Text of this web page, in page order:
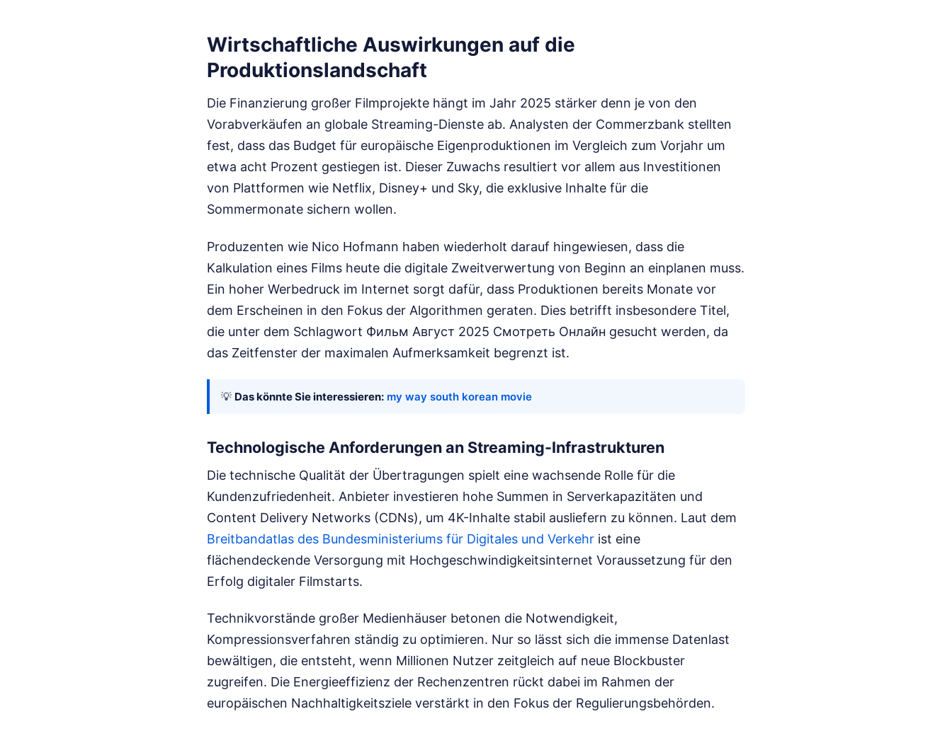
Wirtschaftliche Auswirkungen auf die
Produktionslandschaft
Die Finanzierung großer Filmprojekte hängt im Jahr 2025 stärker denn je von den
Vorabverkäufen an globale Streaming-Dienste ab. Analysten der Commerzbank stellten
fest, dass das Budget für europäische Eigenproduktionen im Vergleich zum Vorjahr um
etwa acht Prozent gestiegen ist. Dieser Zuwachs resultiert vor allem aus Investitionen
von Plattformen wie Netflix, Disney+ und Sky, die exklusive Inhalte für die
Sommermonate sichern wollen.
Produzenten wie Nico Hofmann haben wiederholt darauf hingewiesen, dass die
Kalkulation eines Films heute die digitale Zweitverwertung von Beginn an einplanen muss.
Ein hoher Werbedruck im Internet sorgt dafür, dass Produktionen bereits Monate vor
dem Erscheinen in den Fokus der Algorithmen geraten. Dies betrifft insbesondere Titel,
die unter dem Schlagwort Фильм Август 2025 Смотреть Онлайн gesucht werden, da
das Zeitfenster der maximalen Aufmerksamkeit begrenzt ist.
💡 Das könnte Sie interessieren: my way south korean movie
Technologische Anforderungen an Streaming-Infrastrukturen
Die technische Qualität der Übertragungen spielt eine wachsende Rolle für die
Kundenzufriedenheit. Anbieter investieren hohe Summen in Serverkapazitäten und
Content Delivery Networks (CDNs), um 4K-Inhalte stabil ausliefern zu können. Laut dem
Breitbandatlas des Bundesministeriums für Digitales und Verkehr ist eine
flächendeckende Versorgung mit Hochgeschwindigkeitsinternet Voraussetzung für den
Erfolg digitaler Filmstarts.
Technikvorstände großer Medienhäuser betonen die Notwendigkeit,
Kompressionsverfahren ständig zu optimieren. Nur so lässt sich die immense Datenlast
bewältigen, die entsteht, wenn Millionen Nutzer zeitgleich auf neue Blockbuster
zugreifen. Die Energieeffizienz der Rechenzentren rückt dabei im Rahmen der
europäischen Nachhaltigkeitsziele verstärkt in den Fokus der Regulierungsbehörden.